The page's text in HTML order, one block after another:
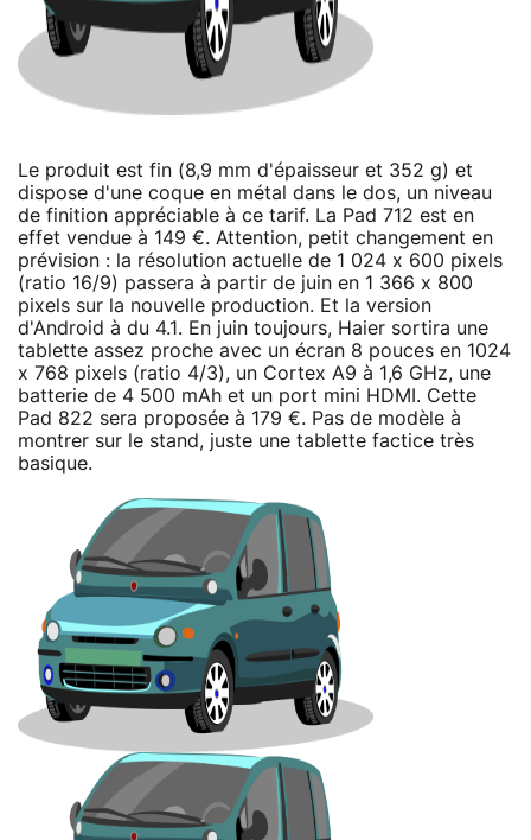
Le produit est fin (8,9 mm d'épaisseur et 352 g) et
dispose d'une coque en métal dans le dos, un niveau
de finition appréciable à ce tarif. La Pad 712 est en
effet vendue à 149 €. Attention, petit changement en
prévision : la résolution actuelle de 1 024 x 600 pixels
(ratio 16/9) passera à partir de juin en 1 366 x 800
pixels sur la nouvelle production. Et la version
d'Android à du 4.1. En juin toujours, Haier sortira une
tablette assez proche avec un écran 8 pouces en 1024
x 768 pixels (ratio 4/3), un Cortex A9 à 1,6 GHz, une
batterie de 4 500 mAh et un port mini HDMI. Cette
Pad 822 sera proposée à 179 €. Pas de modèle à
montrer sur le stand, juste une tablette factice très
basique.